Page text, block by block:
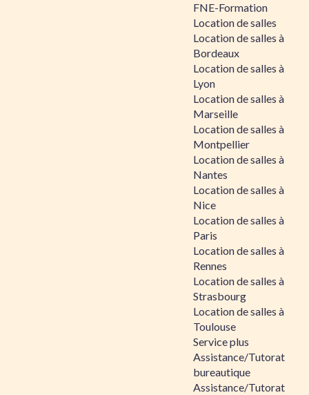
FNE-Formation
Location de salles
Location de salles à
Bordeaux
Location de salles à
Lyon
Location de salles à
Marseille
Location de salles à
Montpellier
Location de salles à
Nantes
Location de salles à
Nice
Location de salles à
Paris
Location de salles à
Rennes
Location de salles à
Strasbourg
Location de salles à
Toulouse
Service plus
Assistance/Tutorat
bureautique
Assistance/Tutorat